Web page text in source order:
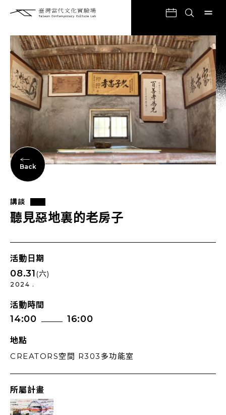
Back
講談
聽見惡地裏的老房子
活動日期
08.31(六)
2024 .
活動時間
14:00 16:00
地點
CREATORS空間 R303多功能室
所屬計畫